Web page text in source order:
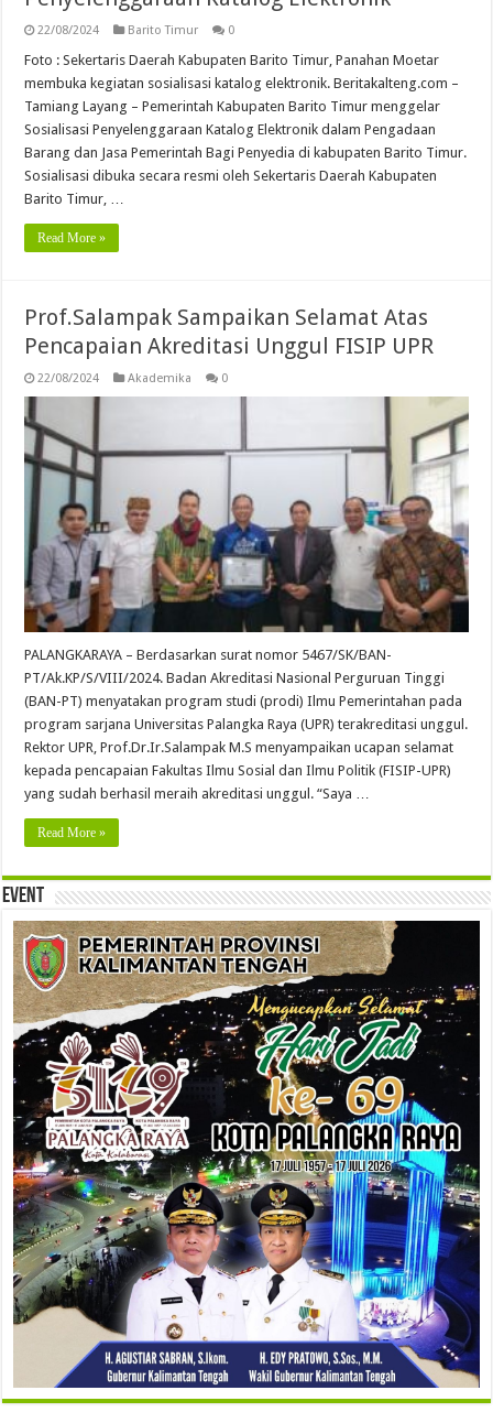
22/08/2024 Barito Timur 0
Foto : Sekertaris Daerah Kabupaten Barito Timur, Panahan Moetar
membuka kegiatan sosialisasi katalog elektronik. Beritakalteng.com –
Tamiang Layang – Pemerintah Kabupaten Barito Timur menggelar
Sosialisasi Penyelenggaraan Katalog Elektronik dalam Pengadaan
Barang dan Jasa Pemerintah Bagi Penyedia di kabupaten Barito Timur.
Sosialisasi dibuka secara resmi oleh Sekertaris Daerah Kabupaten
Barito Timur, …
Read More »
Prof.Salampak Sampaikan Selamat Atas
Pencapaian Akreditasi Unggul FISIP UPR
22/08/2024 Akademika 0
PALANGKARAYA – Berdasarkan surat nomor 5467/SK/BAN-
PT/Ak.KP/S/VIII/2024. Badan Akreditasi Nasional Perguruan Tinggi
(BAN-PT) menyatakan program studi (prodi) Ilmu Pemerintahan pada
program sarjana Universitas Palangka Raya (UPR) terakreditasi unggul.
Rektor UPR, Prof.Dr.Ir.Salampak M.S menyampaikan ucapan selamat
kepada pencapaian Fakultas Ilmu Sosial dan Ilmu Politik (FISIP-UPR)
yang sudah berhasil meraih akreditasi unggul. “Saya …
Read More »
Event